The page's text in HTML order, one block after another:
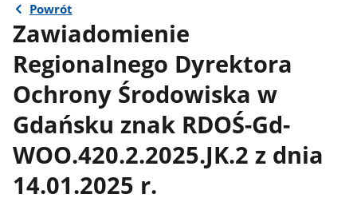
Powrót
Zawiadomienie
Regionalnego Dyrektora
Ochrony Środowiska w
Gdańsku znak RDOŚ-Gd-
WOO.420.2.2025.JK.2 z dnia
14.01.2025 r.